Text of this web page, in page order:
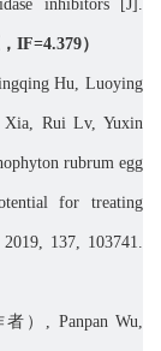
inhibitors [J].
IF=4.379）
Hu, Luoying
Xia, Rui Lv, Yuxin
rubrum egg
for treating
2019, 137, 103741.
） , Panpan Wu,